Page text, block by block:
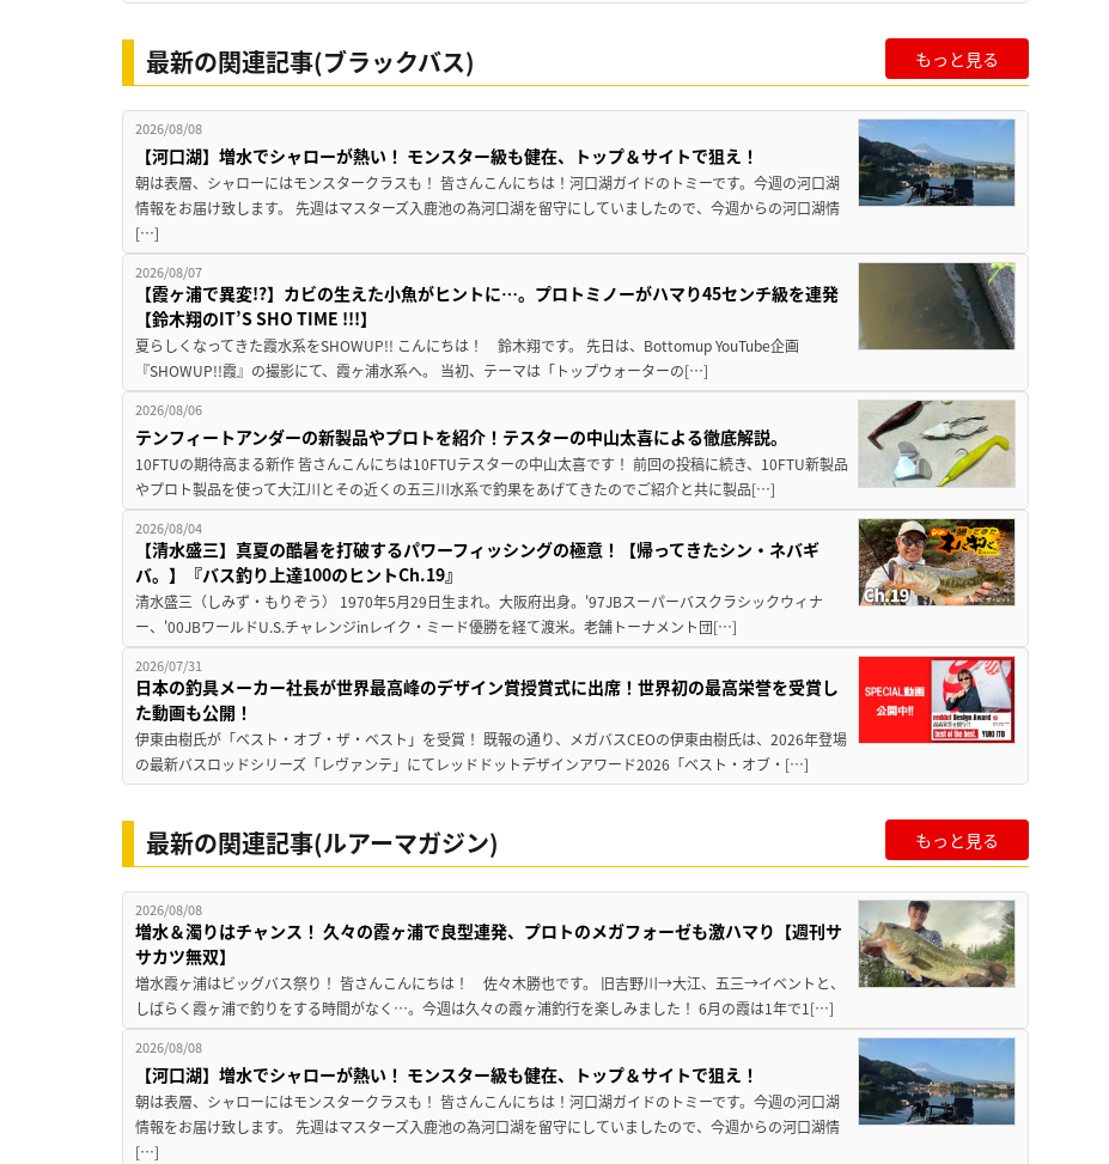
最新の関連記事(ブラックバス) もっと見る
2026/08/08
【河口湖】増水でシャローが熱い！ モンスター級も健在、トップ＆サイトで狙え！
朝は表層、シャローにはモンスタークラスも！ 皆さんこんにちは！河口湖ガイドのトミーです。今週の河口湖
情報をお届け致します。 先週はマスターズ入鹿池の為河口湖を留守にしていましたので、今週からの河口湖情
[…]
2026/08/07
【霞ヶ浦で異変!?】カビの生えた小魚がヒントに…。プロトミノーがハマり45センチ級を連発
【鈴木翔のIT’S SHO TIME !!!】
夏らしくなってきた霞水系をSHOWUP!! こんにちは！ 鈴木翔です。 先日は、Bottomup YouTube企画
『SHOWUP!!霞』の撮影にて、霞ヶ浦水系へ。 当初、テーマは「トップウォーターの[…]
2026/08/06
テンフィートアンダーの新製品やプロトを紹介！テスターの中山太喜による徹底解説。
10FTUの期待高まる新作 皆さんこんにちは10FTUテスターの中山太喜です！ 前回の投稿に続き、10FTU新製品
やプロト製品を使って大江川とその近くの五三川水系で釣果をあげてきたのでご紹介と共に製品[…]
2026/08/04
【清水盛三】真夏の酷暑を打破するパワーフィッシングの極意！【帰ってきたシン・ネバギ
バ。】『バス釣り上達100のヒントCh.19』
清水盛三（しみず・もりぞう） 1970年5月29日生まれ。大阪府出身。'97JBスーパーバスクラシックウィナ
ー、'00JBワールドU.S.チャレンジinレイク・ミード優勝を経て渡米。老舗トーナメント団[…]
2026/07/31
日本の釣具メーカー社長が世界最高峰のデザイン賞授賞式に出席！世界初の最高栄誉を受賞し
た動画も公開！
伊東由樹氏が「ベスト・オブ・ザ・ベスト」を受賞！ 既報の通り、メガバスCEOの伊東由樹氏は、2026年登場
の最新バスロッドシリーズ「レヴァンテ」にてレッドドットデザインアワード2026「ベスト・オブ・[…]
最新の関連記事(ルアーマガジン) もっと見る
2026/08/08
増水＆濁りはチャンス！ 久々の霞ヶ浦で良型連発、プロトのメガフォーゼも激ハマり【週刊サ
サカツ無双】
増水霞ヶ浦はビッグバス祭り！ 皆さんこんにちは！ 佐々木勝也です。 旧吉野川→大江、五三→イベントと、
しばらく霞ヶ浦で釣りをする時間がなく…。今週は久々の霞ヶ浦釣行を楽しみました！ 6月の霞は1年で1[…]
2026/08/08
【河口湖】増水でシャローが熱い！ モンスター級も健在、トップ＆サイトで狙え！
朝は表層、シャローにはモンスタークラスも！ 皆さんこんにちは！河口湖ガイドのトミーです。今週の河口湖
情報をお届け致します。 先週はマスターズ入鹿池の為河口湖を留守にしていましたので、今週からの河口湖情
[…]